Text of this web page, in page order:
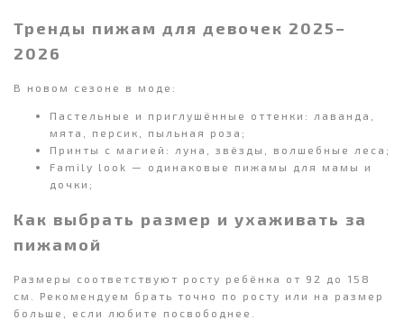
Тренды пижам для девочек 2025–
2026
В новом сезоне в моде:
Пастельные и приглушённые оттенки: лаванда,
мята, персик, пыльная роза;
Принты с магией: луна, звёзды, волшебные леса;
Family look — одинаковые пижамы для мамы и
дочки;
Как выбрать размер и ухаживать за
пижамой
Размеры соответствуют росту ребёнка от 92 до 158
см. Рекомендуем брать точно по росту или на размер
больше, если любите посвободнее.